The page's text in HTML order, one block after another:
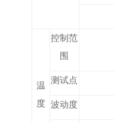
温
度
控制范
围
测试点
波动度